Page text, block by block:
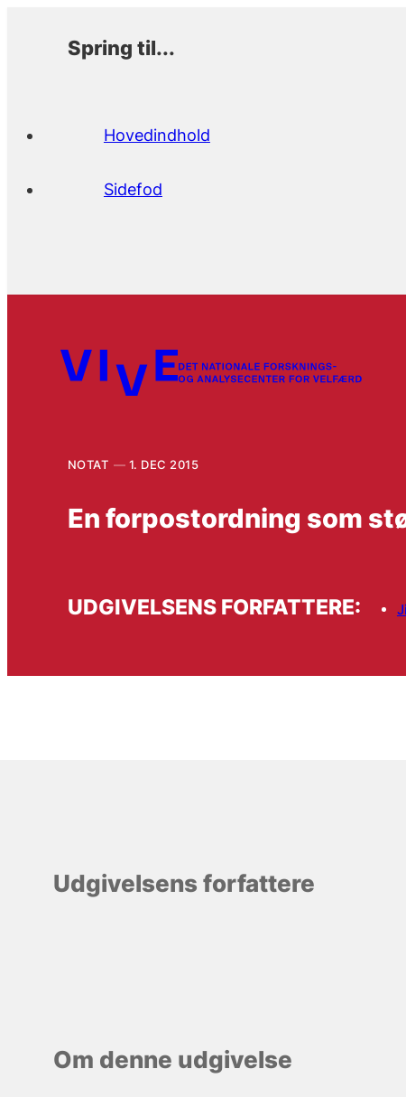
Spring til...
Hovedindhold
Sidefod
NOTAT 1. DEC 2015
En forpostordning som
UDGIVELSENS FORFATTERE:
Udgivelsens forfattere
Om denne udgivelse